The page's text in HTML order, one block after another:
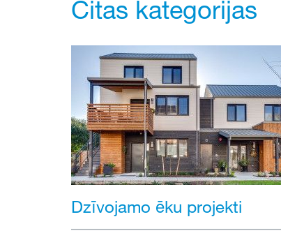
Citas kategorijas
Dzīvojamo ēku projekti